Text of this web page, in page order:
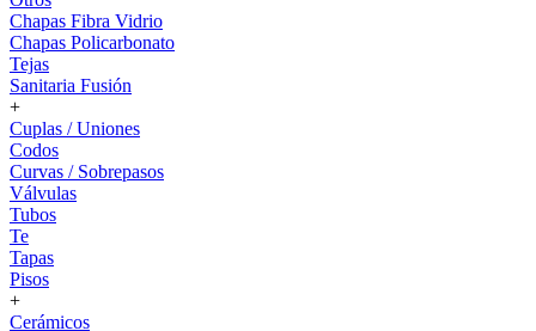
Chapas Fibra Vidrio
Chapas Policarbonato
Tejas
Sanitaria Fusión
+
Cuplas / Uniones
Codos
Curvas / Sobrepasos
Válvulas
Tubos
Te
Tapas
Pisos
+
Cerámicos